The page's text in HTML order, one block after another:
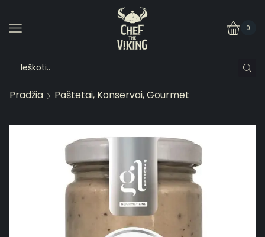
0
Pradžia Paštetai, Konservai, Gourmet